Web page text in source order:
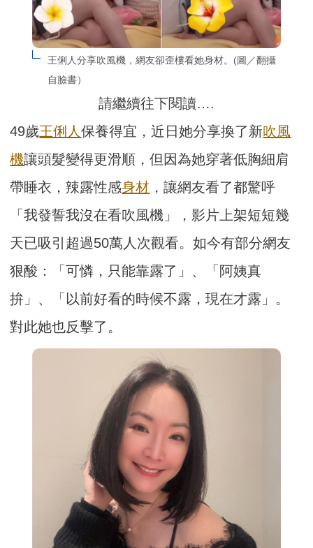
王俐人分享吹風機，網友卻歪樓看她身材。(圖／翻攝
自臉書）
請繼續往下閱讀….
49歲王俐人保養得宜，近日她分享換了新吹風
機讓頭髮變得更滑順，但因為她穿著低胸細肩
帶睡衣，辣露性感身材 ，讓網友看了都驚呼
「我發誓我沒在看吹風機」，影片上架短短幾
天已吸引超過50萬人次觀看。如今有部分網友
狠酸：「可憐，只能靠露了」、「阿姨真
拚」、「以前好看的時候不露，現在才露」。
對此她也反擊了。